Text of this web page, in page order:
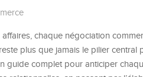
chaque négociation
plus que jamais le pilier central
guide complet pour anticiper